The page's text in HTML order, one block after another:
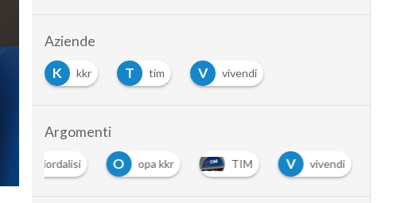
Aziende
K
kkr T tim V vivendi
Argomenti
Mila Fiordalisi O opa kkr TIM V vivendi